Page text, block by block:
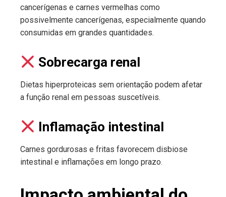
cancerígenas e carnes vermelhas como
possivelmente cancerígenas, especialmente quando
consumidas em grandes quantidades.
Sobrecarga renal
Dietas hiperproteicas sem orientação podem afetar
a função renal em pessoas suscetíveis.
Inflamação intestinal
Carnes gordurosas e fritas favorecem disbiose
intestinal e inflamações em longo prazo.